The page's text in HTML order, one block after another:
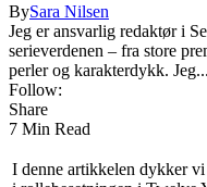
BySara Nilsen
Jeg er ansvarlig redaktør i
serieverdenen – fra store
perler og karakterdykk. Jeg...
Follow:
Share
7 Min Read
I denne artikkelen dykker vi